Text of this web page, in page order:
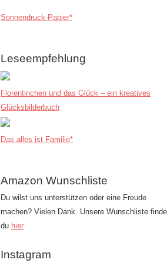
Sonnendruck-Papier*
Leseempfehlung
Florentinchen und das Glück – ein kreatives
Glücksbilderbuch
Das alles ist Familie*
Amazon Wunschliste
Du wilst uns unterstützen oder eine Freude
machen? Vielen Dank. Unsere Wunschliste
du hier
Instagram